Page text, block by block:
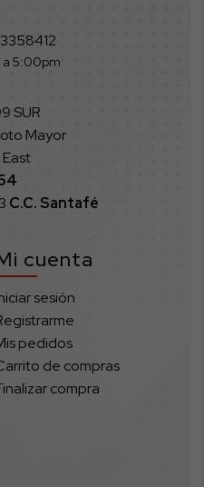
a 5:00pm
SUR
Mayor
C.C. Santafé
cuenta
sesión
pedidos
de compras
compra